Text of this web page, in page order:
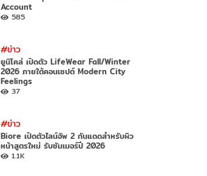
Account
585
#ข่าว
ยูนิโคล่ เปิดตัว LifeWear Fall/Winter
2026 ภายใต้คอนเซปต์ Modern City
Feelings
37
#ข่าว
Biore เปิดตัวไลน์อัพ 2 กันแดดสำหรับผิว
หน้าสูตรใหม่ รับซัมเมอร์ปี 2026
1.1K